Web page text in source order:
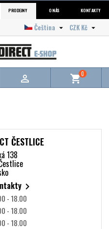
PRODEJNY O NÁS KONTAKTY
CZK Kč 
Čeština 
 shopping_cart0
ČESTLICE
138

- 18.00
- 18.00
- 18.00